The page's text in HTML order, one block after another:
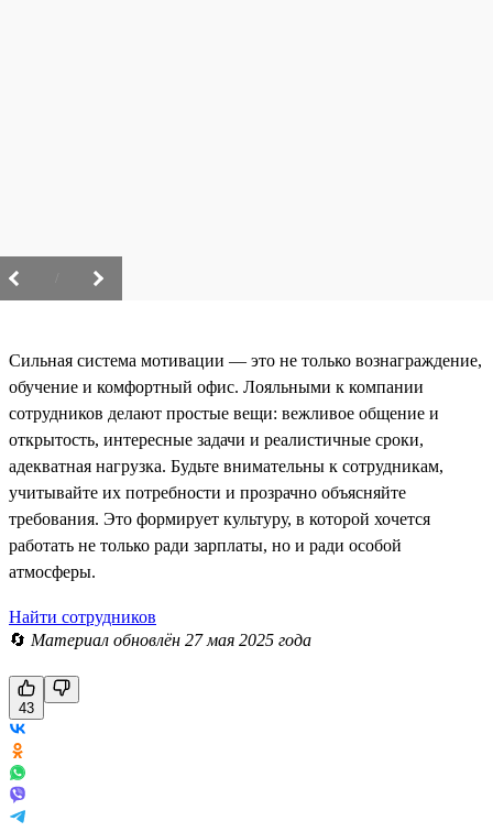
Сильная система мотивации — это не только вознаграждение,
обучение и комфортный офис. Лояльными к компании
сотрудников делают простые вещи: вежливое общение и
открытость, интересные задачи и реалистичные сроки,
адекватная нагрузка. Будьте внимательны к сотрудникам,
учитывайте их потребности и прозрачно объясняйте
требования. Это формирует культуру, в которой хочется
работать не только ради зарплаты, но и ради особой
атмосферы.
Найти сотрудников
🔄 Материал обновлён 27 мая 2025 года
43